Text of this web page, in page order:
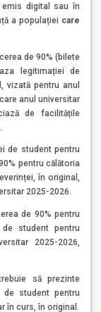
digital sau în
a populației care
de 90% (bilete
legitimației de
vizată pentru anul
anul universitar
de facilitățile
de student pentru
pentru călătoria
în original,
2025-2026.
de 90% pentru
student pentru
2025-2026,
să prezinte
de student pentru
în curs, în original.